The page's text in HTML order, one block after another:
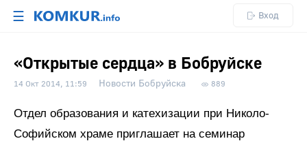
☰ Вход
«Открытые сердца» в Бобруйске
14 Окт 2014, 11:59 Новости Бобруйска 889
Отдел образования и катехизации при Николо-
Софийском храме приглашает на семинар